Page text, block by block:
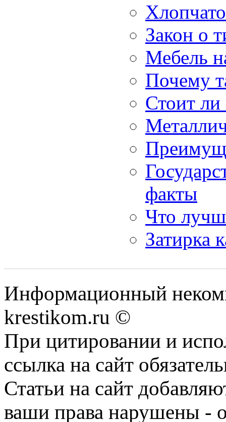
Закон о
Мебель
Почему
Стоит
факты
Что
Затирка
Информационный
krestikom.ru ©
При цитировании и
ссылка на сайт
Статьи на сайт
ваши права нарушены -